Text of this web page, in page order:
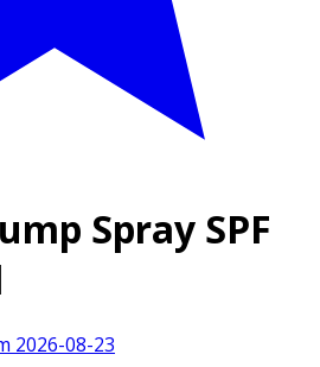
Spray SPF
2026-08-23